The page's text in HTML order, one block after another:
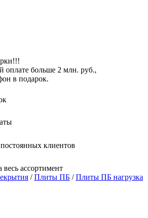
оплате больше 2 млн. руб.,
в подарок.
клиентов
весь ассортимент
/Плиты ПБ /Плиты ПБ нагрузка